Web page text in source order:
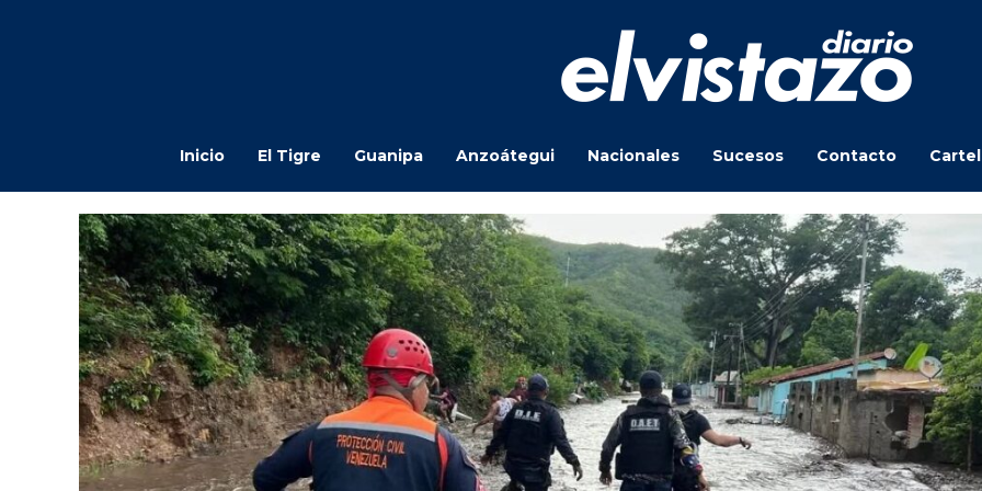
Inicio El Tigre Guanipa Anzoátegui Nacionales Sucesos Contacto